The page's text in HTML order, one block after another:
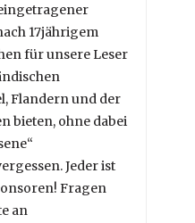
17jährigem
für unsere Leser
Flandern und der
bieten, ohne dabei
Jeder ist
Fragen
an